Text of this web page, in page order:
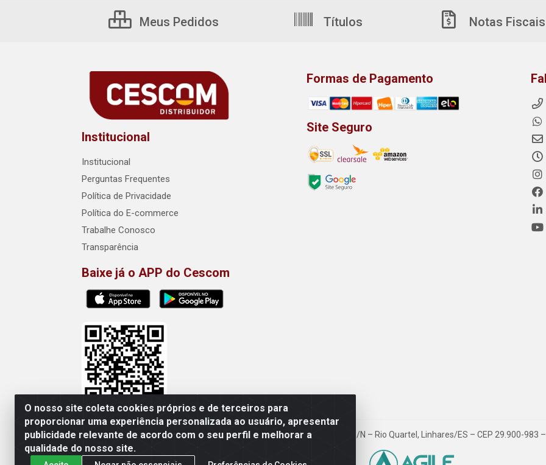
O nosso site coleta cookies próprios e de terceiros para
proporcionar uma experiência personalizada ao usuário, apresentar
publicidade relevante de acordo com o seu perfil e melhorar a
qualidade do nosso site.
Meus Pedidos Títulos Notas Fiscais
Institucional
Institucional
Perguntas Frequentes
Política de Privacidade
Política do E-commerce
Trabalhe Conosco
Transparência
Baixe já o APP do Cescom
Formas de Pagamento
Site Seguro
Cescom Distribuidor - Rodovia BR 101, Km 163, S/N – Rio Quartel, Linhares/ES – CEP 29.900-983